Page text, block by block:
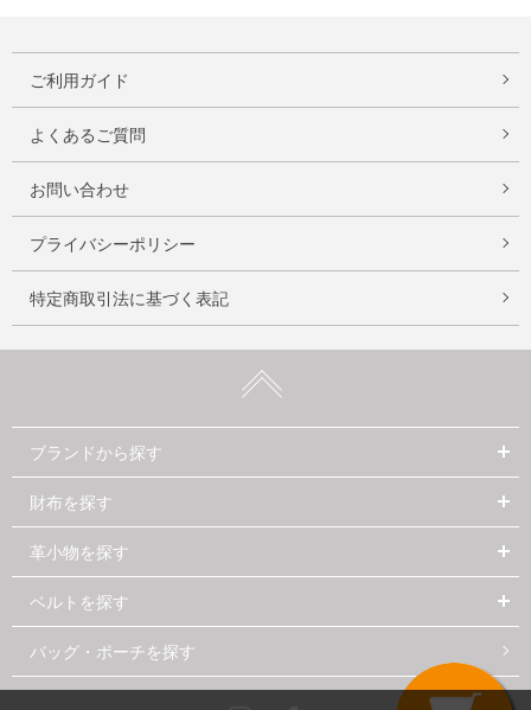
ご利用ガイド
よくあるご質問
お問い合わせ
プライバシーポリシー
特定商取引法に基づく表記
ブランドから探す
財布を探す
革小物を探す
ベルトを探す
バッグ・ポーチを探す